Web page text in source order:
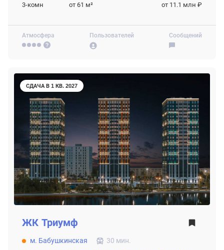
Атмосфера Пользователей Сообщений
3-комн
от 61 м² от 11.1 млн ₽
СДАЧА В 1 КВ. 2027
ЖК Триумф
м. Бабушкинская
30 мин.